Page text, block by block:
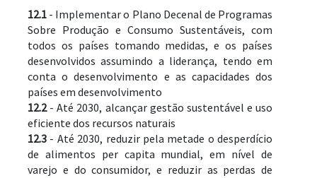
12.1 - Implementar o Plano Decenal de Programas
Sobre Produção e Consumo Sustentáveis, com
todos os países tomando medidas, e os países
desenvolvidos assumindo a liderança, tendo em
conta o desenvolvimento e as capacidades dos
países em desenvolvimento
12.2 - Até 2030, alcançar gestão sustentável e uso
eficiente dos recursos naturais
12.3 - Até 2030, reduzir pela metade o desperdício
de alimentos per capita mundial, em nível de
varejo e do consumidor, e reduzir as perdas de